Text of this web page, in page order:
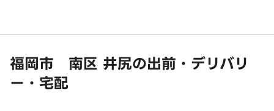
福岡市 南区 井尻の出前・デリバリ
ー・宅配